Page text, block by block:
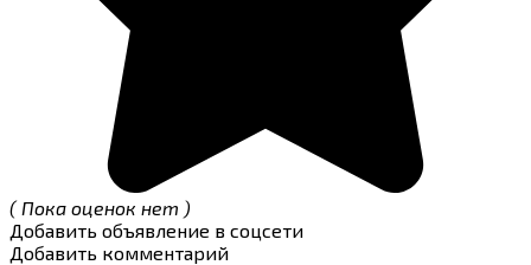
( Пока оценок нет )
Добавить объявление в соцсети
Добавить комментарий